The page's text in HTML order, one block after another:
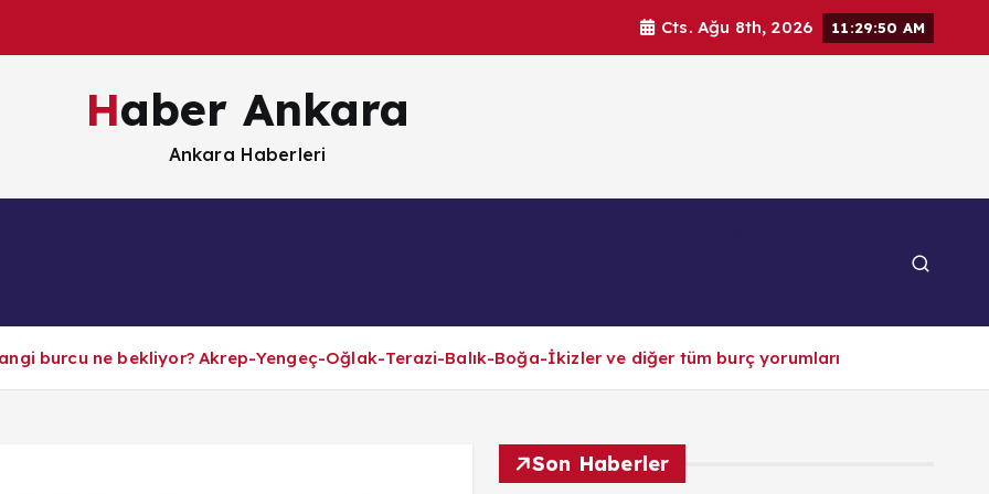
Cts. Ağu 8th, 2026 11:29:52 AM
Haber Ankara
Ankara Haberleri
burcu ne bekliyor? Akrep-Yengeç-Oğlak-Terazi-Balık-Boğa-İkizler ve diğer tüm burç yorumları
Son Haberler